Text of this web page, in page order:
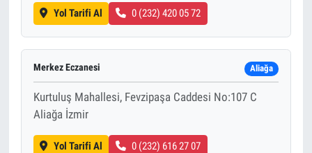
Yol Tarifi Al 0 (232) 420 05 72
Merkez Eczanesi Aliağa
Kurtuluş Mahallesi, Fevzipaşa Caddesi No:107 C
Aliağa İzmir
Yol Tarifi Al 0 (232) 616 27 07